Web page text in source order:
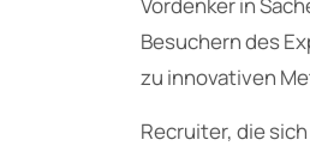
Besuchern des
zu innovativen
Recruiter, die